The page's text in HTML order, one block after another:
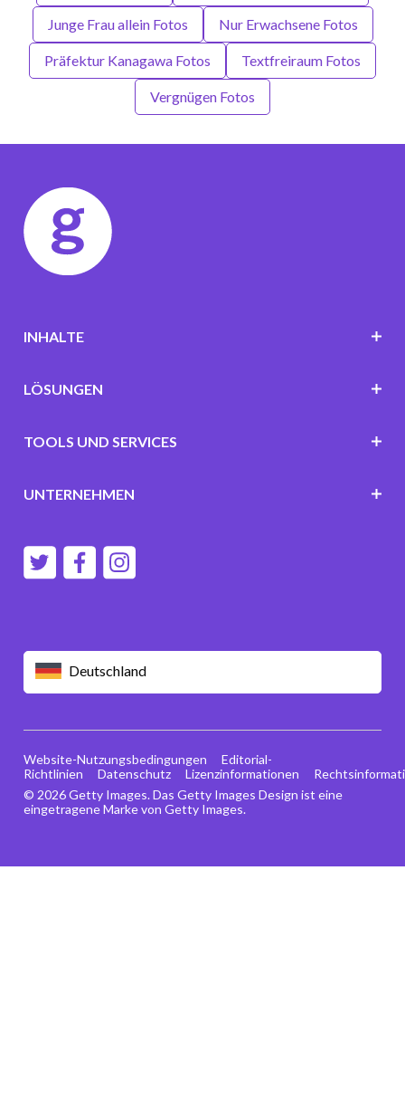
Junge Frau allein Fotos Nur Erwachsene Fotos
Präfektur Kanagawa Fotos Textfreiraum Fotos
Vergnügen Fotos
Deutschland
INHALTE
LÖSUNGEN
TOOLS UND SERVICES
UNTERNEHMEN
© 2026 Getty Images. Das Getty Images Design ist eine
eingetragene Marke von Getty Images.
Website-Nutzungsbedingungen
Editorial-
Richtlinien
Datenschutz Lizenzinformationen